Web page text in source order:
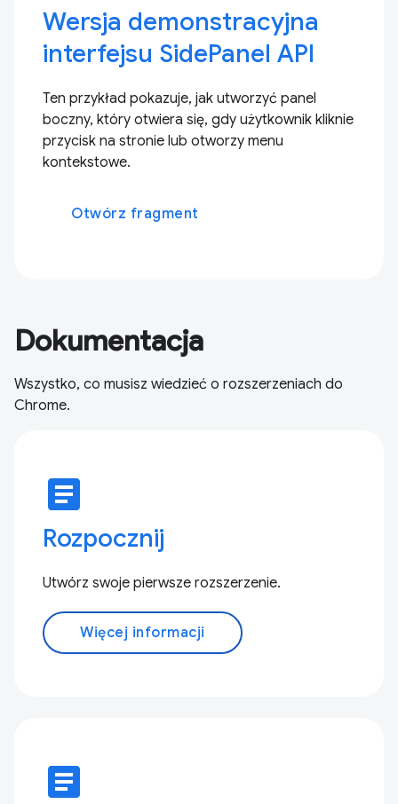
Wersja demonstracyjna
interfejsu SidePanel API
Ten przykład pokazuje, jak utworzyć panel
boczny, który otwiera się, gdy użytkownik kliknie
przycisk na stronie lub otworzy menu
kontekstowe.
Otwórz fragment
Dokumentacja
Wszystko, co musisz wiedzieć o rozszerzeniach do
Chrome.
article
Rozpocznij
Utwórz swoje pierwsze rozszerzenie.
Więcej informacji
article